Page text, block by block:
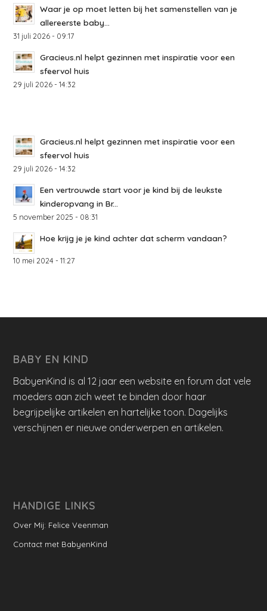
Waar je op moet letten bij het samenstellen van je
allereerste baby...
31 juli 2026 - 09:17
Gracieus.nl helpt gezinnen met inspiratie voor een
sfeervol huis
29 juli 2026 - 14:32
Gracieus.nl helpt gezinnen met inspiratie voor een
sfeervol huis
29 juli 2026 - 14:32
Een vertrouwde start voor je kind bij de leukste
kinderopvang in Br...
5 november 2025 - 08:31
Hoe krijg je je kind achter dat scherm vandaan?
10 mei 2024 - 11:27
BABY EN KIND
BabyenKind is al 12 jaar een website en forum dat vele
moeders aan zich weet te binden door haar
begrijpelijke artikelen en hartelijke toon. Dagelijks
verschijnen er nieuwe onderwerpen en artikelen.
HANDIGE LINKS
Over Mij: Felice Veenman
Contact met BabyenKind